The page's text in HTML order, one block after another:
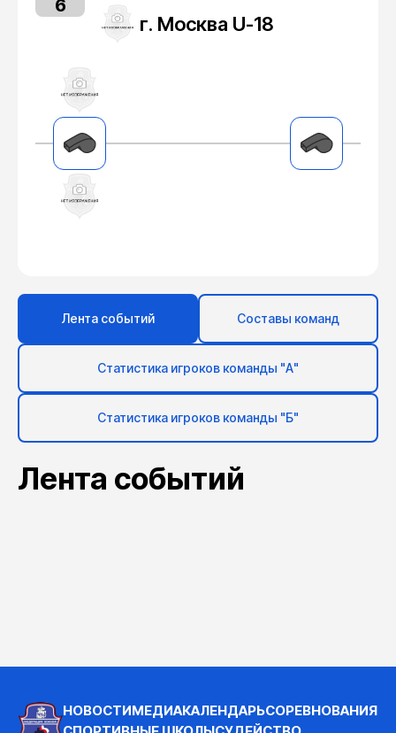
6
г. Москва U-18
Лента событий Составы команд
Статистика игроков команды "А"
Статистика игроков команды "Б"
Лента событий
НОВОСТИМЕДИАКАЛЕНДАРЬСОРЕВНОВАНИЯ